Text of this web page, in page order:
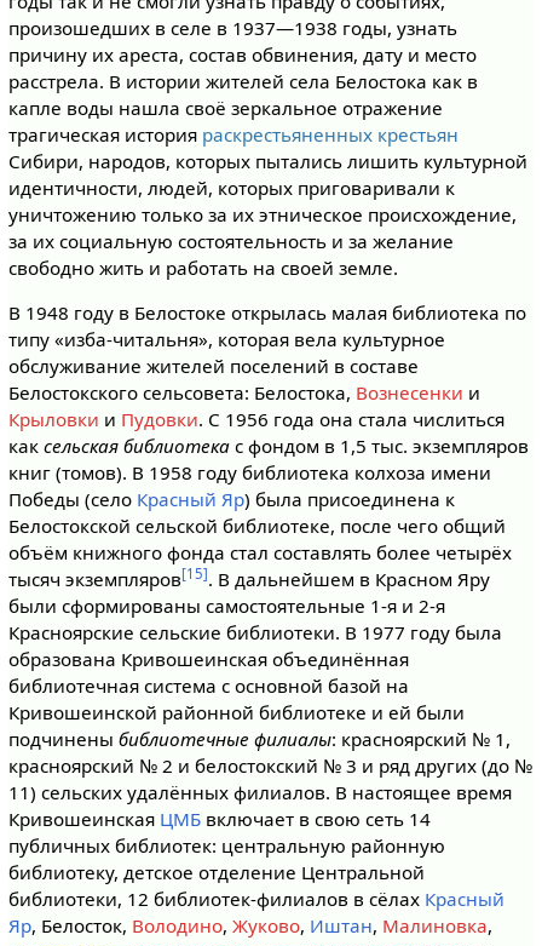
произошедших в селе в 1937—1938 годы, узнать
причину их ареста, состав обвинения, дату и место
расстрела. В истории жителей села Белостока как в
капле воды нашла своё зеркальное отражение
трагическая история раскрестьяненных крестьян
Сибири, народов, которых пытались лишить культурной
идентичности, людей, которых приговаривали к
уничтожению только за их этническое происхождение,
за их социальную состоятельность и за желание
свободно жить и работать на своей земле.
В 1948 году в Белостоке открылась малая библиотека по
типу «изба-читальня», которая вела культурное
обслуживание жителей поселений в составе
Белостокского сельсовета: Белостока, Вознесенки и
Крыловки и Пудовки. С 1956 года она стала числиться
как сельская библиотекас фондом в 1,5 тыс. экземпляров
книг (томов). В 1958 году библиотека колхоза имени
Победы (село Красный Яр) была присоединена к
Белостокской сельской библиотеке, после чего общий
объём книжного фонда стал составлять более четырёх
тысяч экземпляров[15]. В дальнейшем в Красном Яру
были сформированы самостоятельные 1-я и 2-я
Красноярские сельские библиотеки. В 1977 году была
образована Кривошеинская объединённая
библиотечная система с основной базой на
Кривошеинской районной библиотеке и ей были
подчинены библиотечные филиалы: красноярский № 1,
красноярский № 2 и белостокский № 3 и ряд других (до №
11) сельских удалённых филиалов. В настоящее время
Кривошеинская ЦМБвключает в свою сеть 14
публичных библиотек: центральную районную
библиотеку, детское отделение Центральной
библиотеки, 12 библиотек-филиалов в сёлах Красный
Яр, Белосток, Володино, Жуково, Иштан, Малиновка,